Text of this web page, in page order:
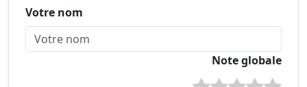
Votre nom
Note globale